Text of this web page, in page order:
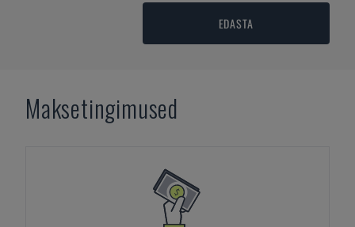
EDASTA
Maksetingimused